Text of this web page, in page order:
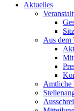
Aktuelles
Aus dem
Amtliche